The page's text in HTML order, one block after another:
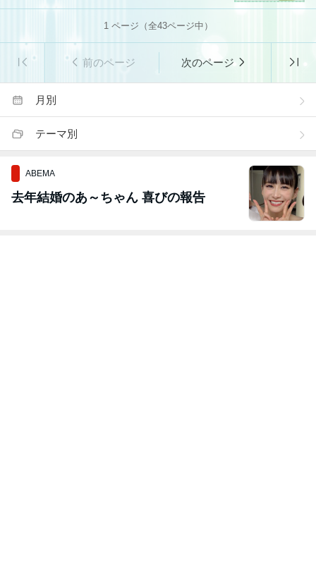
1ページ（全43ページ中）
前のページ 次のページ
月別
テーマ別
ABEMA
去年結婚のあ～ちゃん 喜びの報告